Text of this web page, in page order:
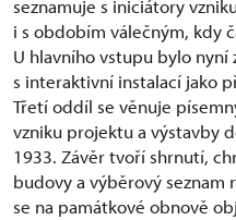
seznamuje s iniciátory
i s obdobím válečným, kdy
U hlavního vstupu bylo
s interaktivní instalací jako
Třetí oddíl se věnuje
vzniku projektu a výstavby
1933. Závěr tvoří shrnutí,
budovy a výběrový
se na památkové obnově